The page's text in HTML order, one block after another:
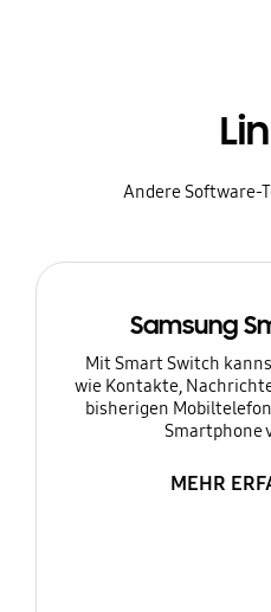
Andere Software-
Samsung
Mit Smart Switch
wie Kontakte,
bisherigen
Smartphone
MEHR